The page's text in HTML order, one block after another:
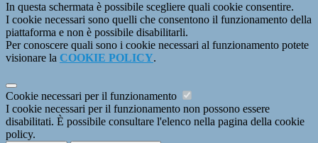
In questa schermata è possibile scegliere quali cookie consentire.
I cookie necessari sono quelli che consentono il funzionamento della
piattaforma e non è possibile disabilitarli.
Per conoscere quali sono i cookie necessari al funzionamento potete
visionare la COOKIE POLICY.
Cookie necessari per il funzionamento
I cookie necessari per il funzionamento non possono essere
disabilitati. È possibile consultare l'elenco nella pagina della cookie
policy.